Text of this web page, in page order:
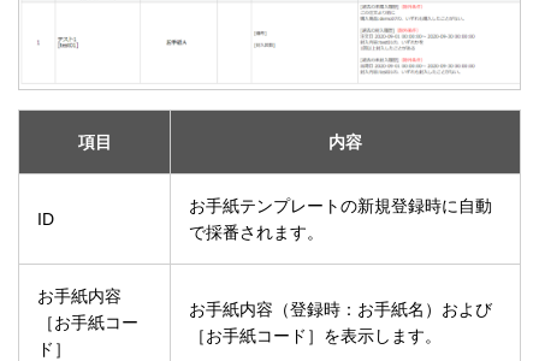
項目 内容
ID
お手紙テンプレートの新規登録時に自動
で採番されます。
お手紙内容
［お手紙コー
ド］
お手紙内容（登録時：お手紙名）および
［お手紙コード］を表示します。